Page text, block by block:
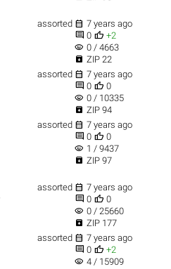
assorted  7 years ago
 0  +2
visibility 0 / 4663
 ZIP 22
assorted  7 years ago
 0  0
visibility 0 / 10335
 ZIP 94
assorted  7 years ago
 0  0
visibility 1 / 9437
 ZIP 97
assorted  7 years ago
 0  0
visibility 0 / 25660
 ZIP 177
assorted  7 years ago
 0  +2
visibility 4 / 15909